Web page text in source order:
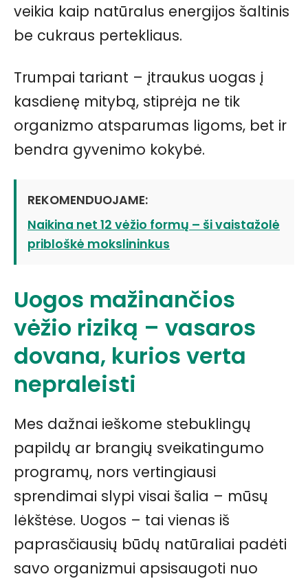
veikia kaip natūralus energijos šaltinis
be cukraus pertekliaus.
Trumpai tariant – įtraukus uogas į
kasdienę mitybą, stiprėja ne tik
organizmo atsparumas ligoms, bet ir
bendra gyvenimo kokybė.
REKOMENDUOJAME:
Naikina net 12 vėžio formų – ši vaistažolė
pribloškė mokslininkus
Uogos mažinančios
vėžio riziką – vasaros
dovana, kurios verta
nepraleisti
Mes dažnai ieškome stebuklingų
papildų ar brangių sveikatingumo
programų, nors vertingiausi
sprendimai slypi visai šalia – mūsų
lėkštėse. Uogos – tai vienas iš
paprasčiausių būdų natūraliai padėti
savo organizmui apsisaugoti nuo